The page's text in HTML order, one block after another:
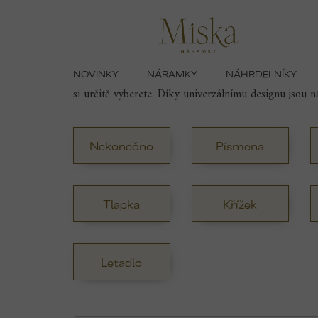
NOVINKY NÁRAMKY NÁHRDELNÍKY
Náramky Náramky se symboly
Náramky se symbolyjsou jedinečným doplňkem,
si určitě vyberete. Díky univerzálnímu designu jsou
Nekonečno Písmena
Tlapka Křížek
Letadlo